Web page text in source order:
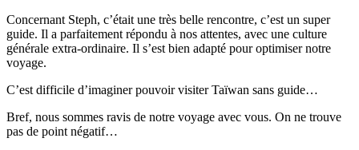
Concernant Steph, c’était une très belle rencontre, c’est un super
guide. Il a parfaitement répondu à nos attentes, avec une culture
générale extra-ordinaire. Il s’est bien adapté pour optimiser notre
voyage.
C’est difficile d’imaginer pouvoir visiter Taïwan sans guide…
Bref, nous sommes ravis de notre voyage avec vous. On ne trouve
pas de point négatif…